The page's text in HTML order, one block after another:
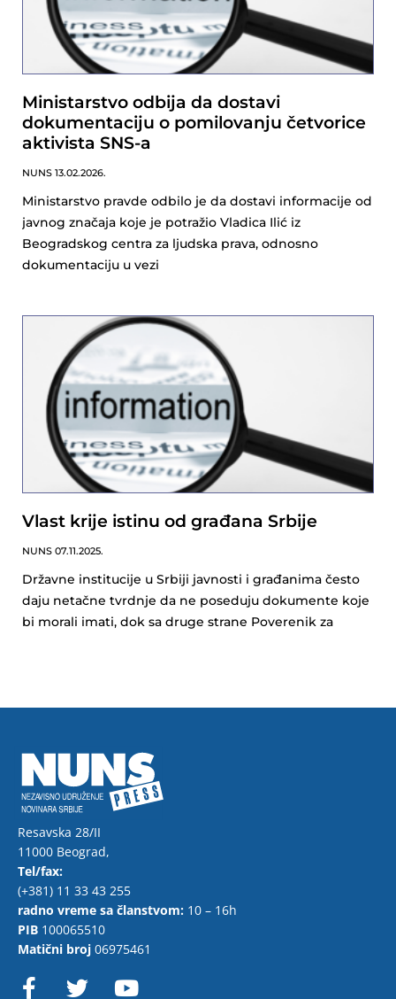
Ministarstvo odbija da dostavi
dokumentaciju o pomilovanju četvorice
aktivista SNS-a
NUNS 13.02.2026.
Ministarstvo pravde odbilo je da dostavi informacije od
javnog značaja koje je potražio Vladica Ilić iz
Beogradskog centra za ljudska prava, odnosno
dokumentaciju u vezi
Vlast krije istinu od građana Srbije
NUNS 07.11.2025.
Državne institucije u Srbiji javnosti i građanima često
daju netačne tvrdnje da ne poseduju dokumente koje
bi morali imati, dok sa druge strane Poverenik za
Resavska 28/II
11000 Beograd,
Tel/fax:
(+381) 11 33 43 255
radno vreme sa članstvom: 10 – 16h
PIB 100065510
Matični broj 06975461
F
a w o